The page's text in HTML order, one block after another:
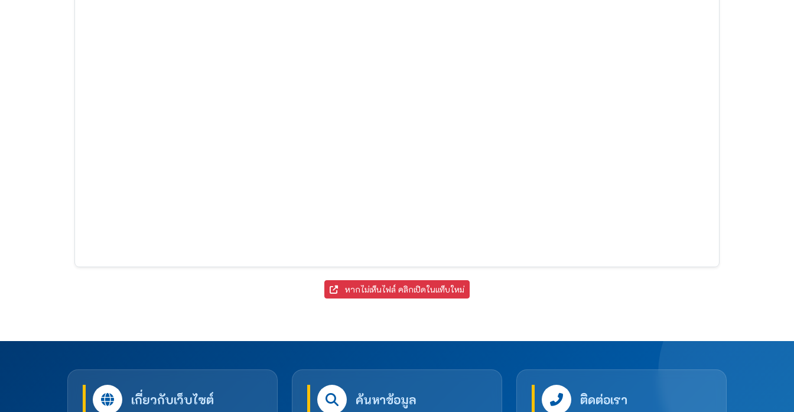
หากไม่เห็นไฟล์ คลิกเปิดในแท็บใหม่
เกี่ยวกับเว็บไซต์ ค้นหาข้อมูล ติดต่อเรา